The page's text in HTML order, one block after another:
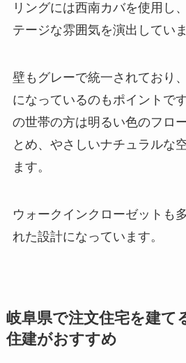
リングには西南カバを使用し
テージな雰囲気を演出していま
壁もグレーで統一されており
になっているのもポイントで
の世帯の方は明るい色のフロ
とめ、やさしいナチュラルな
ます。
ウォークインクローゼットも
れた設計になっています。
岐阜県で注文住宅を建て
住建がおすすめ